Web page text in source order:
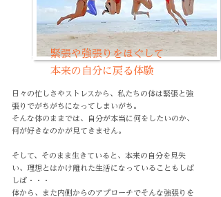
03
緊張や強張りをほぐして
本来の自分に戻る体験
日々の忙しさやストレスから、私たちの体は緊張と強
張りでがちがちになってしまいがち。
そんな体のままでは、自分が本当に何をしたいのか、
何が好きなのかが見てきません。
そして、そのまま生きていると、本来の自分を見失
い、理想とはかけ離れた生活になっていることもしば
しば・・・
体から、また内側からのアプローチでそんな強張りを